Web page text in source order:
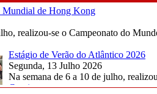
Mundial de Hong Kong
realizou-se o Campeonato do
Estágio de Verão do Atlântico 2026
Segunda, 13 Julho 2026
Na semana de 6 a 10 de julho,
Continuar...